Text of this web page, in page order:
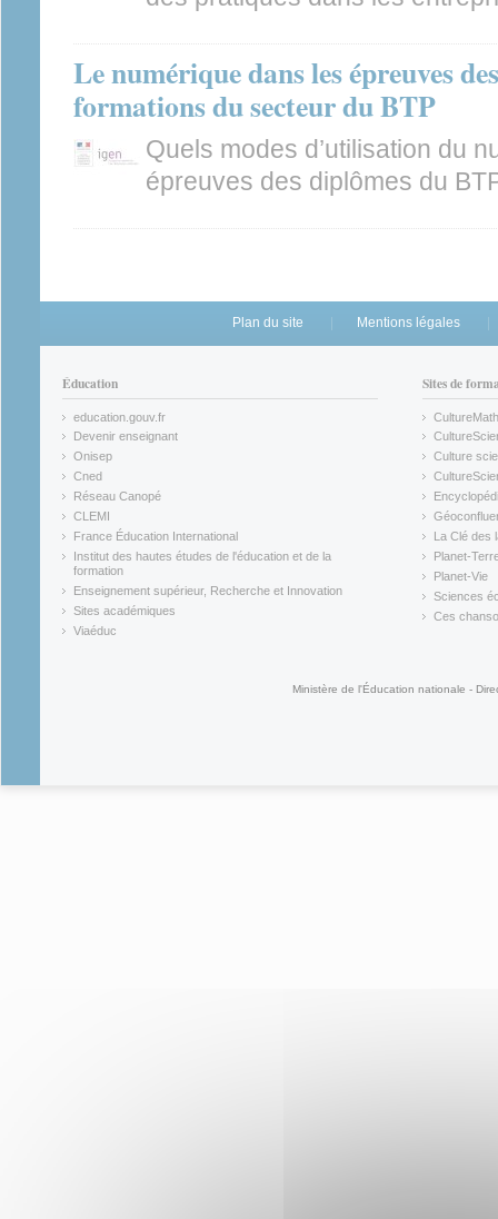
Le numérique dans les épreuves
formations du secteur du BTP
Quels modes d’utilisation du
épreuves des diplômes du
Plan du site Mentions légales
Éducation
education.gouv.fr
(link is external)
Devenir enseignant
(link is external)
Onisep
(link is external)
Cned
(link is external)
Réseau Canopé
(link is external)
CLEMI
(link is external)
France Éducation International
(link is external)
Institut des hautes études de l'éducation et de la
formation
(link is external)
Enseignement supérieur, Recherche et Innovation
(link is external)
Sites académiques
(link is external)
Viaéduc
Sites de
CultureMath
(link is
(link is
Culture
(link is
(link is
(link is
La Clé des
(link is
Planet-
(link is
Planet-Vie
(link is
Sciences
(link is
Ces
Ministère de l'Éducation nationale -